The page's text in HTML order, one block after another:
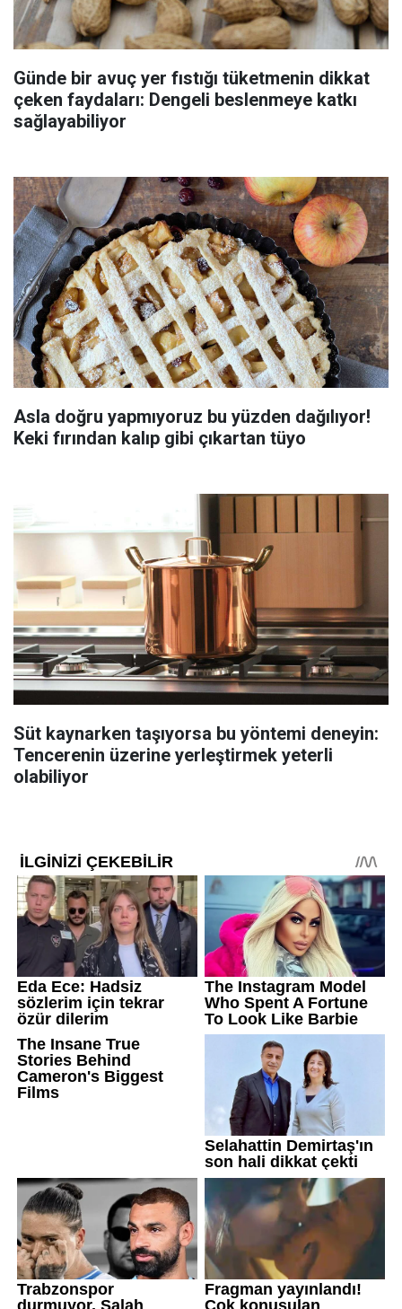
Günde bir avuç yer fıstığı tüketmenin dikkat
çeken faydaları: Dengeli beslenmeye katkı
sağlayabiliyor
Asla doğru yapmıyoruz bu yüzden dağılıyor!
Keki fırından kalıp gibi çıkartan tüyo
Süt kaynarken taşıyorsa bu yöntemi deneyin:
Tencerenin üzerine yerleştirmek yeterli
olabiliyor